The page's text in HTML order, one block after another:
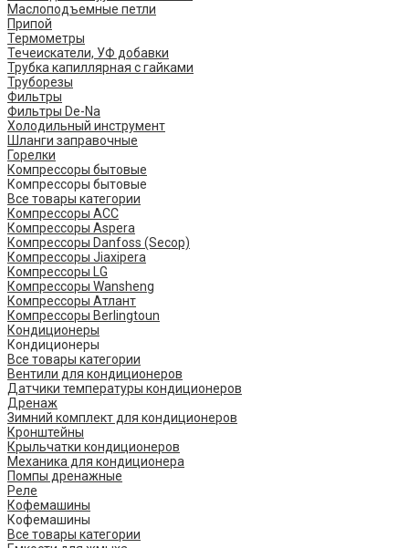
Маслоподъемные петли
Припой
Термометры
Течеискатели, УФ добавки
Трубка капиллярная с гайками
Труборезы
Фильтры
Фильтры De-Na
Холодильный инструмент
Шланги заправочные
Горелки
Компрессоры бытовые
Компрессоры бытовые
Все товары категории
Компрессоры ACC
Компрессоры Aspera
Компрессоры Danfoss (Secop)
Компрессоры Jiaxipera
Компрессоры LG
Компрессоры Wansheng
Компрессоры Атлант
Компрессоры Berlingtoun
Кондиционеры
Кондиционеры
Все товары категории
Вентили для кондиционеров
Датчики температуры кондиционеров
Дренаж
Зимний комплект для кондиционеров
Кронштейны
Крыльчатки кондиционеров
Механика для кондиционера
Помпы дренажные
Реле
Кофемашины
Кофемашины
Все товары категории